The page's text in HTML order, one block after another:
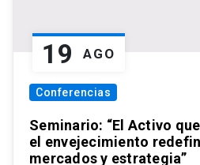
19 AGO
Conferencias
Seminario: “El Activo
el envejecimiento
mercados y estrategia”